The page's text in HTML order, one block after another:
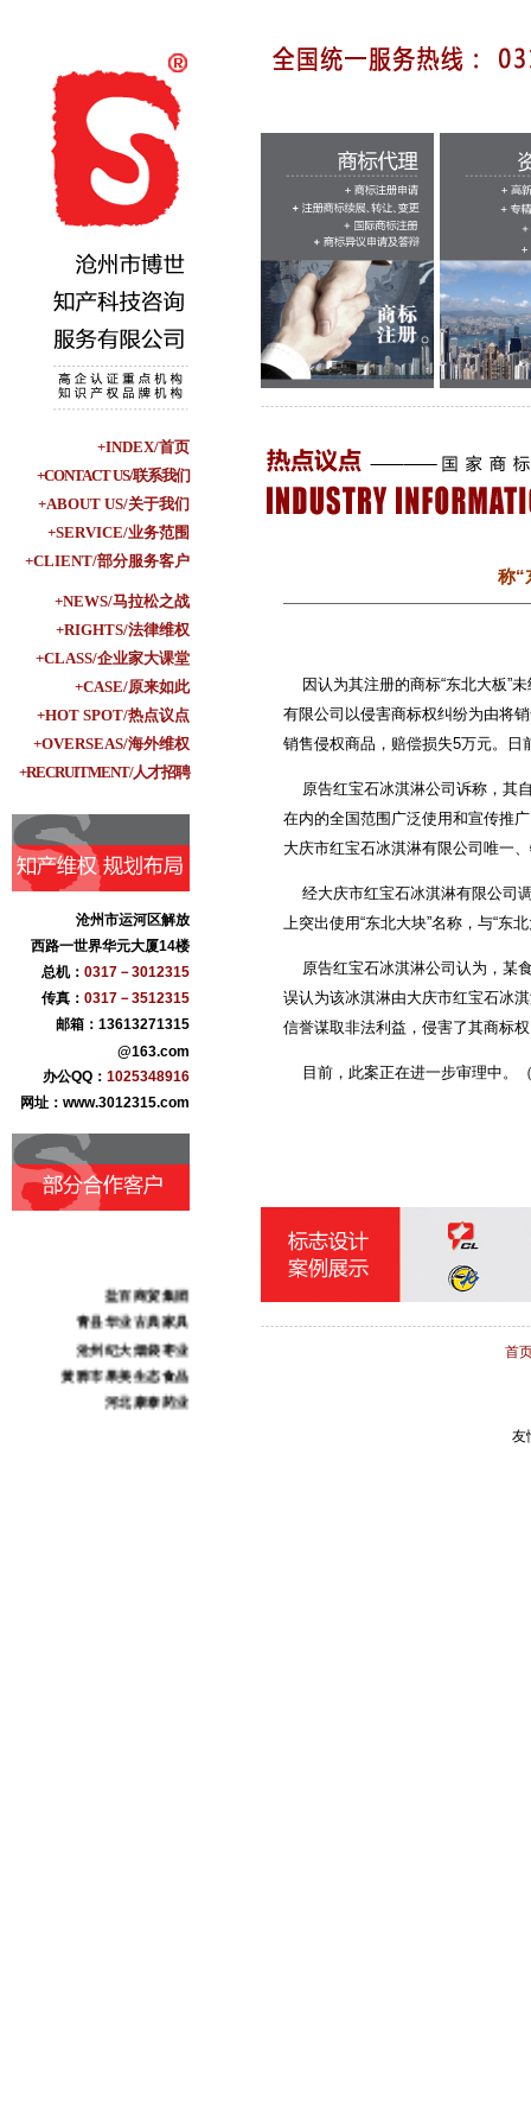
+INDEX/首页
+CONTACT US/联系我们
+ABOUT US/关于我们
+SERVICE/业务范围
+CLIENT/部分服务客户
+NEWS/马拉松之战
+RIGHTS/法律维权
+CLASS/企业家大课堂
+CASE/原来如此
+HOT SPOT/热点议点
+OVERSEAS/海外维权
+RECRUITMENT/人才招聘
沧州市运河区解放
西路一世界华元大厦14楼
总机： 0317－3012315
传真： 0317－3512315
邮箱：13613271315
@163.com
办公QQ： 1025348916
网址：www.3012315.com
盐百商贸集团
青县华业古典家具
沧州纪大烟袋枣业
黄骅市果美生态食品
河北康泰药业
称“
因认为其注册的商标“东北大板”
有限公司以侵害商标权纠纷为由将
销售侵权商品，赔偿损失5万元。日
原告红宝石冰淇淋公司诉称，其
在内的全国范围广泛使用和宣传推
大庆市红宝石冰淇淋有限公司唯一
经大庆市红宝石冰淇淋有限公司
上突出使用“东北大块”名称，与“东
原告红宝石冰淇淋公司认为，某
误认为该冰淇淋由大庆市红宝石冰
信誉谋取非法利益，侵害了其商标
目前，此案正在进一步审理中。
首
友